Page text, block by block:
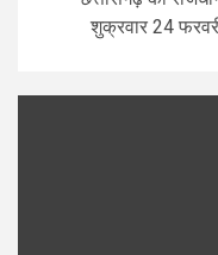
शुक्रवार 24